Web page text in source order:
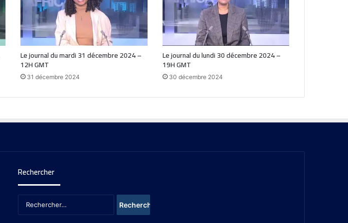
Le journal du mardi 31 décembre 2024 –
12H GMT
31 décembre 2024
Le journal du lundi 30 décembre 2024 –
19H GMT
30 décembre 2024
Rechercher